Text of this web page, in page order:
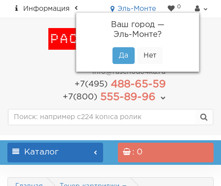
Информация Эль-Монте
Ваш город —
Эль-Монте?
0
пн-пт: с 9.00 до 18.00
info@raschodo4ka.ru
+7(495)488-65-59
+7(800)555-89-96
Каталог : 0